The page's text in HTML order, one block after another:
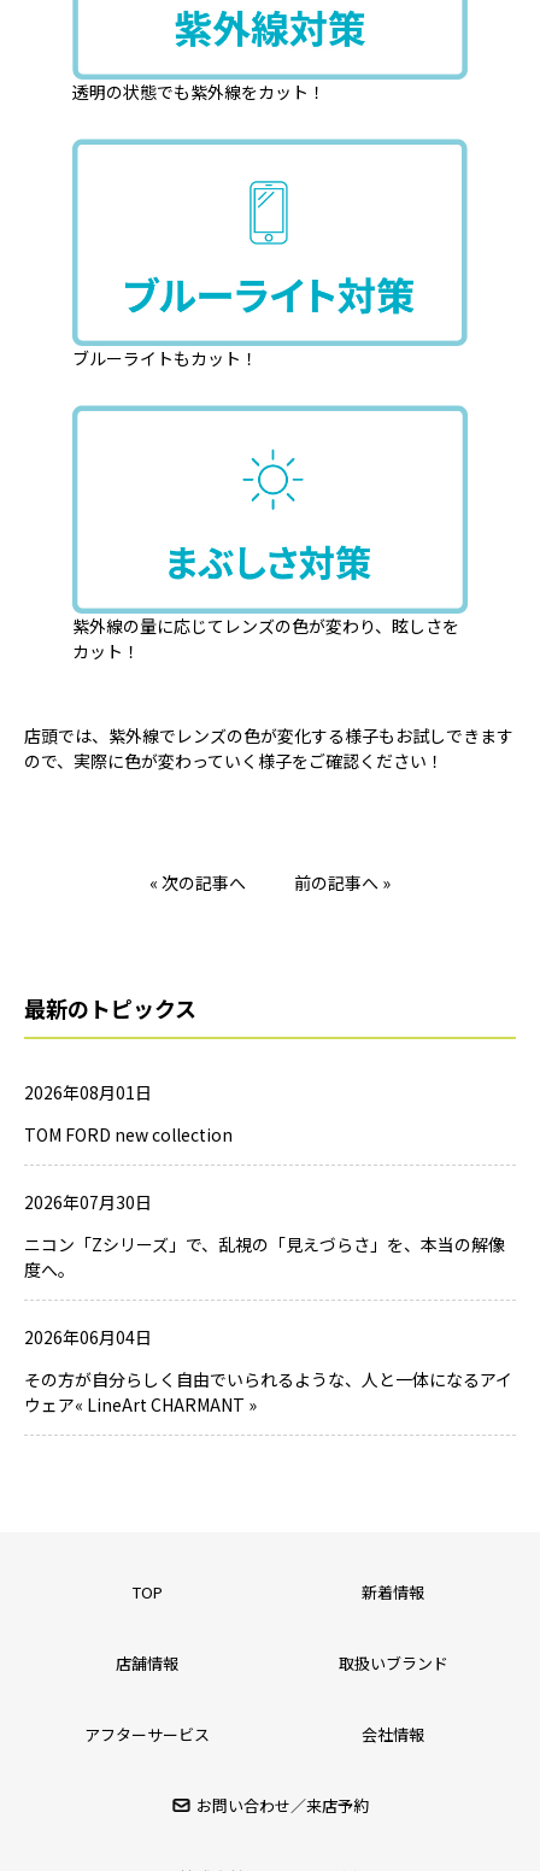
透明の状態でも紫外線をカット！
ブルーライトもカット！
紫外線の量に応じてレンズの色が変わり、眩しさを
カット！
店頭では、紫外線でレンズの色が変化する様子もお試しできます
ので、実際に色が変わっていく様子をご確認ください！
« 次の記事へ 前の記事へ »
最新のトピックス
2026年08月01日
TOM FORD new collection
2026年07月30日
ニコン「Zシリーズ」で、乱視の「見えづらさ」を、本当の解像
度へ。
2026年06月04日
その方が自分らしく自由でいられるような、人と一体になるアイ
ウェア« LineArt CHARMANT »
TOP 新着情報
店舗情報 取扱いブランド
アフターサービス 会社情報
お問い合わせ／来店予約